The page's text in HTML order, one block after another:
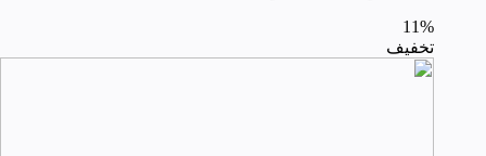
11%
تخفیف